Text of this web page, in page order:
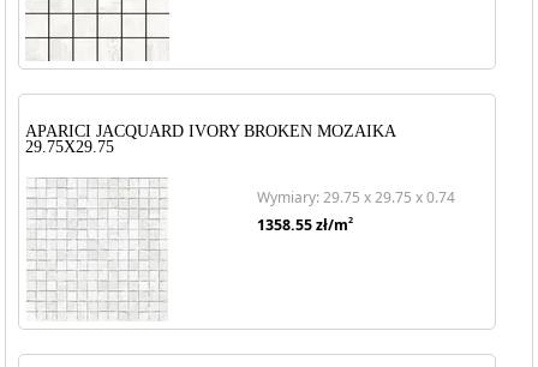
APARICI JACQUARD IVORY BROKEN MOZAIKA
29.75X29.75
Wymiary: 29.75 x 29.75 x 0.74
1358.55zł/m2